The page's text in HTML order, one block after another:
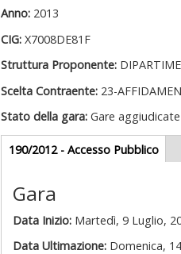
Anno: 2013
CIG: X7008DE81F
Struttura Proponente:
Scelta Contraente: 23-
Stato della gara: Gare aggiudicate
Gare appalti
190/2012 - Accesso Pubblico
Gara
Data Inizio: Martedì, 9 Luglio,
Data Ultimazione: Domenica,